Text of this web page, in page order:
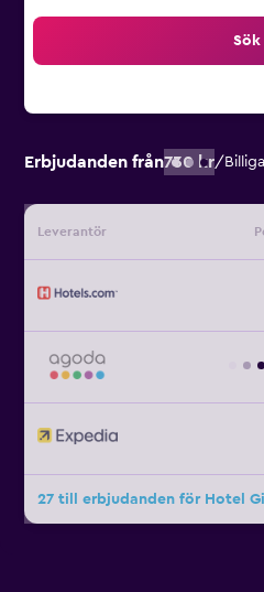
Sök
Erbjudanden från730 kr/
Leverantör
27 till erbjudanden för Hotel